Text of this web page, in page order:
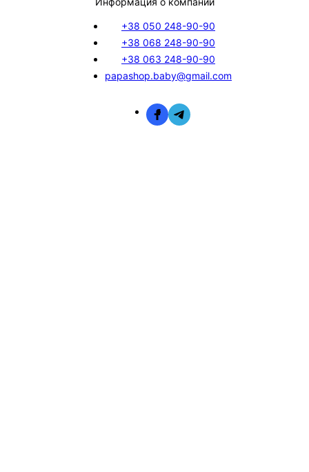
+38 050 248-90-90
+38 068 248-90-90
+38 063 248-90-90
papashop.baby@gmail.com